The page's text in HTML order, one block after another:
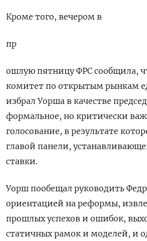
Кроме того, вечером в
пр
ошлую ​пятницу ФРС сообщила,
комитет по открытым рынкам
избрал Уорша в качестве
формальное, но ‌критически
голосование, в результате
главой ‌панели,
ставки.
Уорш пообещал руководить
ориентацией на реформы,
прошлых успехов и ошибок,
статичных рамок ​и моделей, и